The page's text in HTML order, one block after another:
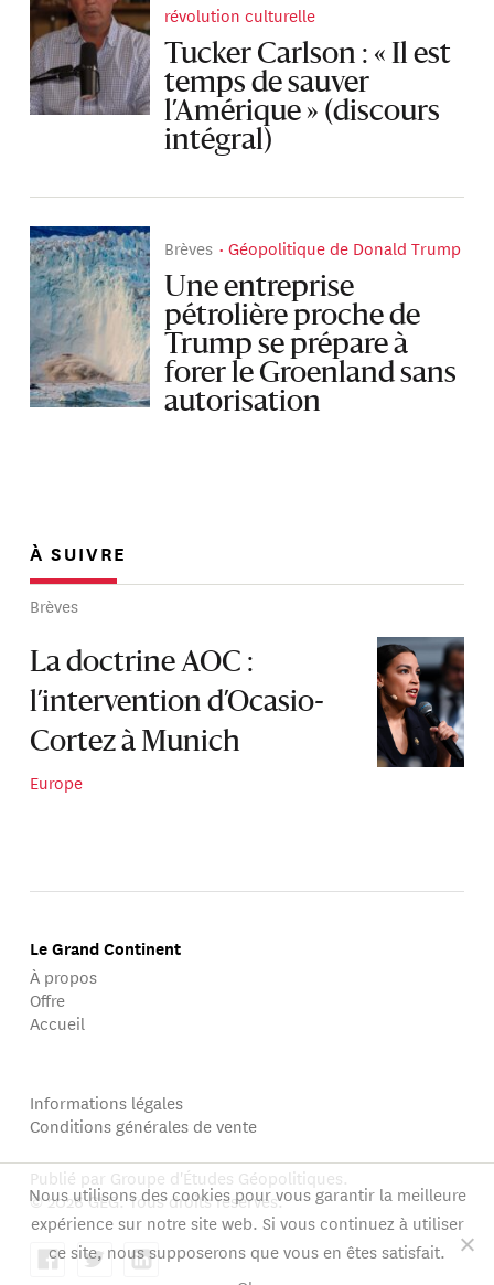
révolution culturelle
Tucker Carlson : « Il est
temps de sauver
l’Amérique » (discours
intégral)
Brèves Géopolitique de Donald Trump
Une entreprise
pétrolière proche de
Trump se prépare à
forer le Groenland sans
autorisation
À SUIVRE
Brèves
La doctrine AOC :
l’intervention d’Ocasio-
Cortez à Munich
Europe
Le Grand Continent
À propos
Offre
Accueil
Informations légales
Conditions générales de vente
Publié par Groupe d'Études Géopolitiques.
© 2026 GEG. Tous droits réservés.
Nous utilisons des cookies pour vous garantir la meilleure
expérience sur notre site web. Si vous continuez à utiliser
ce site, nous supposerons que vous en êtes satisfait.